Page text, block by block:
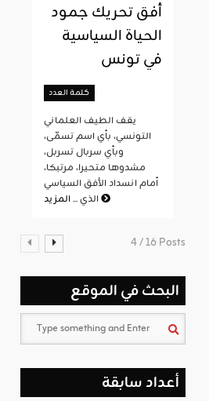
أفق تحريك جمود
الحياة السياسية
في تونس
كلمة العدد
يقف الطيف العلماني
التونسي، بأي اسم تسمّى،
وبأي سربال تسربل،
مشدوها متحيرا، مرتبكا،
أمام انسداد الأفق السياسي
الذي ...المزيد
4 / 16 Posts
البحث في الموقع
أعداد سابقة